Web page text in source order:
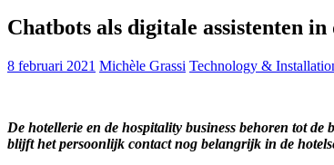
Chatbots als digitale assistenten
8 februari 2021 Michèle Grassi Technology &
De hotellerie en de hospitality business behoren tot
blijft het persoonlijk contact nog belangrijk in de